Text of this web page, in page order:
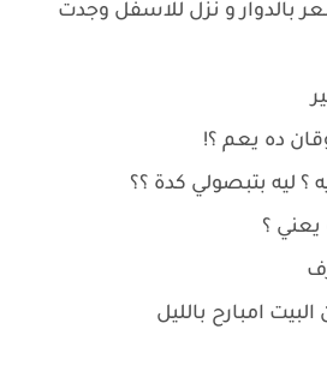
بالدوار و نزل للاسفل وجدت
ده يعم ؟!
؟ ليه بتبصولي كدة ؟؟
؟
امبارح بالليل